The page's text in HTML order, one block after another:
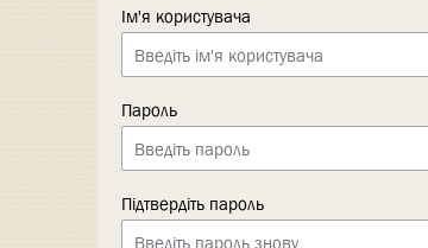
Ім'я користувача
Пароль
Підтвердіть пароль